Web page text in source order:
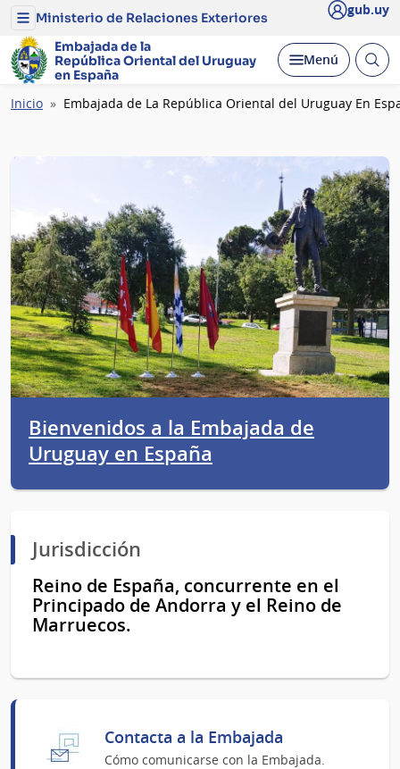
Menú
del
Ministerio
de
Relaciones
Exteriores
Ministerio de Relaciones Exteriores gub.uy
Embajada de la
República Oriental del Uruguay
en España
Desplegar
Menú Abrir
Ruta
Inicio Embajada de La República Oriental del Uruguay En
Bienvenidos a la Embajada de
Uruguay en España
Jurisdicción
Reino de España, concurrente en el
Principado de Andorra y el Reino de
Marruecos.
Contacta a la Embajada
Cómo comunicarse con la Embajada.